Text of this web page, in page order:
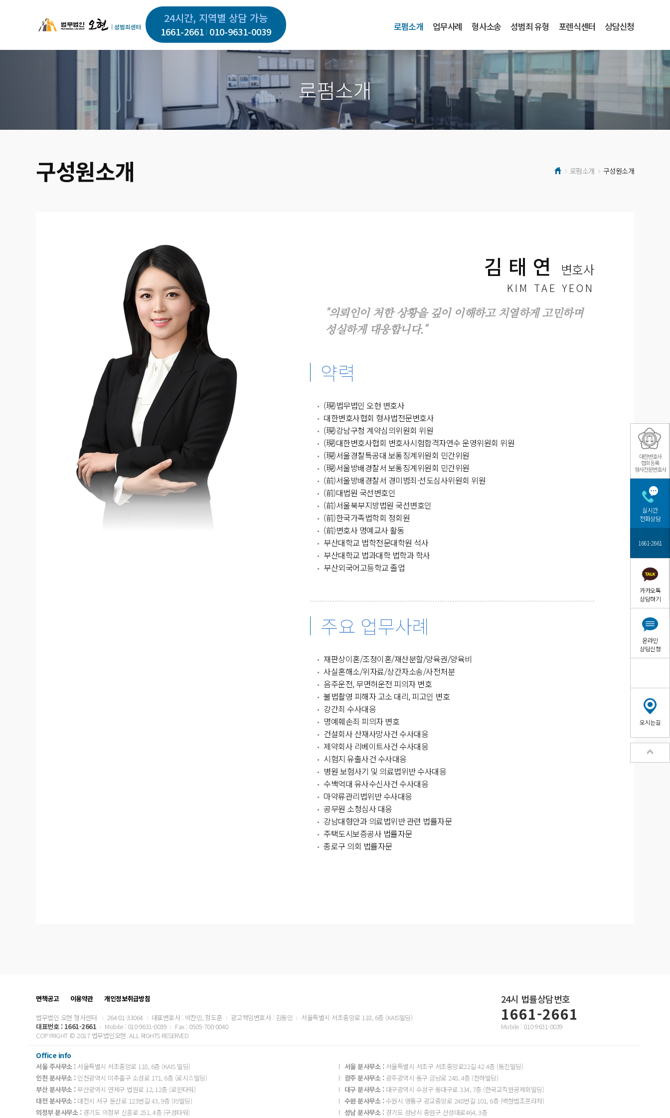
츠
24시간, 지역별 상담 가능
1661-2661 010-9631-0039 로펌소개 업무사례 형사소송 성범죄 유형 포렌식센터 상담신청
로펌소개
구성원소개 로펌소개 구성원소개
김태연 변호사
KIM TAE YEON
"의뢰인이 처한 상황을 깊이 이해하고 치열하게 고민하며
성실하게 대응합니다."
약력
(現)법무법인 오현 변호사
대한변호사협회 형사법전문변호사
(現)강남구청 계약심의위원회 위원
(現)대한변호사협회 변호사시험합격자연수 운영위원회 위원
(現)서울경찰특공대 보통징계위원회 민간위원
(現)서울방배경찰서 보통징계위원회 민간위원
(前)서울방배경찰서 경미범죄·선도심사위원회 위원
(前)대법원 국선변호인
(前)서울북부지방법원 국선변호인
(前)한국가족법학회 정회원
(前)변호사 명예교사 활동
부산대학교 법학전문대학원 석사
부산대학교 법과대학 법학과 학사
부산외국어고등학교 졸업
주요 업무사례
재판상이혼/조정이혼/재산분할/양육권/양육비
사실혼해소/위자료/상간자소송/사전처분
음주운전, 무면허운전 피의자 변호
불법촬영 피해자 고소 대리, 피고인 변호
강간죄 수사대응
명예훼손죄 피의자 변호
건설회사 산재사망사건 수사대응
제약회사 리베이트사건 수사대응
시험지 유출사건 수사대응
병원 보험사기 및 의료법위반 수사대응
수백억대 유사수신사건 수사대응
마약류관리법위반 수사대응
공무원 소청심사 대응
강남대형안과 의료법위반 관련 법률자문
주택도시보증공사 법률자문
종로구 의회 법률자문
면책공고 이용약관
개인정보취급방침
법무법인 오현 형사센터
264-81-33064 대표변호사 : 박찬민, 정도훈 광고책임변호사 : 김동민
서울특별시 서초중앙로 118, 6층 (KAIS빌딩)
대표번호 : 1661-2661 Mobile : 010-9631-0039
Fax : 0505-700-0040
COPYRIGHT © 2017 법무법인오현. ALL RIGHTS RESERVED
24시 법률상담번호
1661-2661
Mobile : 010-9631-0039
Office info
서울 주사무소 : 서울특별시 서초중앙로 118, 6층 (KAIS 빌딩) 서울 분사무소 : 서울특별시 서초구 서초중앙로22길 42 4층 (동진빌딩)
인천 분사무소 : 인천광역시 미추홀구 소성로 171, 6층 (로시스빌딩) 광주 분사무소 :광주광역시 동구 금남로 248, 4층 (천하빌딩)
부산 분사무소 :부산광역시 연제구 법원로 12, 12층 (로윈타워) 대구 분사무소 : 대구광역시 수성구 동대구로 334, 7층 (한국교직원공제회빌딩)
대전 분사무소 : 대전시 서구 둔산로 123번길 43, 9층 (PJ빌딩) 수원 분사무소 :수원시 영통구 광교중앙로 248번길 101, 6층 (백현법조프라자)
의정부 분사무소 : 경기도 의정부 신흥로 251, 4층 (구성타워) 성남 분사무소 : 경기도 성남시 중원구 산성대로464, 3층
대한변호사
협회등록
형사전문변호사
실시간
전화상담
1661-2661
카카오톡
상담하기
온라인
상담신청
오시는길